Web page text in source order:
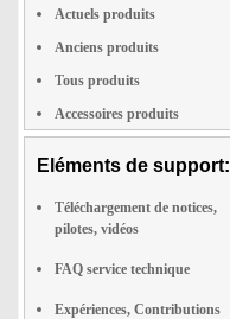
Actuels produits
Anciens produits
Tous produits
Accessoires produits
Eléments de support:
Téléchargement de notices,
pilotes, vidéos
FAQ service technique
Expériences, Contributions